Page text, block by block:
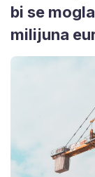
bi se
milijuna